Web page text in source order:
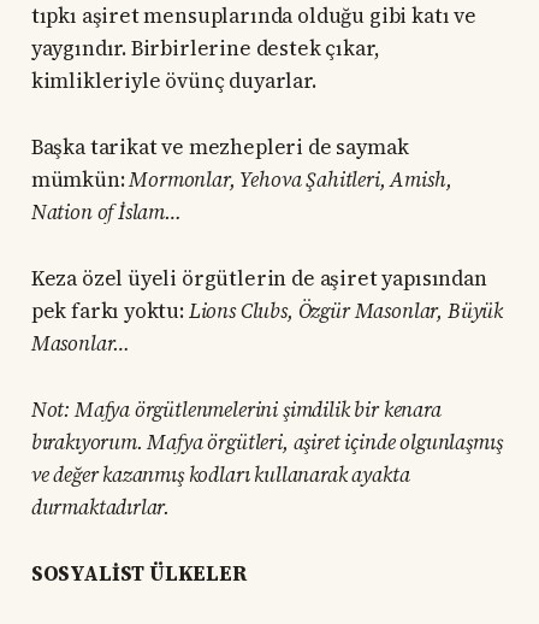
tıpkı aşiret mensuplarında olduğu gibi katı ve
yaygındır. Birbirlerine destek çıkar,
kimlikleriyle övünç duyarlar.
Başka tarikat ve mezhepleri de saymak
mümkün:Mormonlar, Yehova Şahitleri, Amish,
Nation of İslam…
Keza özel üyeli örgütlerin de aşiret yapısından
pek farkı yoktu:Lions Clubs, Özgür Masonlar, Büyük
Masonlar…
Not: Mafya örgütlenmelerini şimdilik bir kenara
bırakıyorum. Mafya örgütleri, aşiret içinde olgunlaşmış
ve değer kazanmış kodları kullanarak ayakta
durmaktadırlar.
SOSYALİST ÜLKELER